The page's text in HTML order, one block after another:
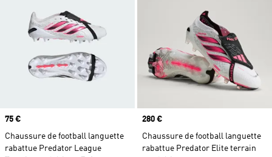
Prix
75 €
Chaussure de football languette
rabattue Predator League
Prix
280 €
Chaussure de football languette
rabattue Predator Elite terrain